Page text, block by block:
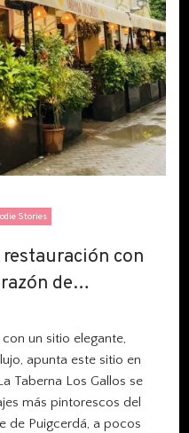
Stories
con
de…
con
de…
un sitio elegante,
apunta este sitio en
Taberna Los Gallos se
más pintorescos del
de Puigcerdá, a pocos